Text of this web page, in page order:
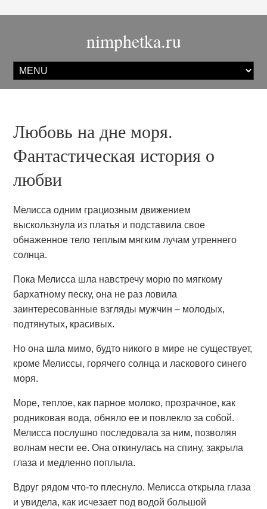
nimphetka.ru
Любовь на дне моря.
Фантастическая история о
любви
Мелисса одним грациозным движением
выскользнула из платья и подставила свое
обнаженное тело теплым мягким лучам утреннего
солнца.
Пока Мелисса шла навстречу морю по мягкому
бархатному песку, она не раз ловила
заинтересованные взгляды мужчин – молодых,
подтянутых, красивых.
Но она шла мимо, будто никого в мире не существует,
кроме Мелиссы, горячего солнца и ласкового синего
моря.
Море, теплое, как парное молоко, прозрачное, как
родниковая вода, обняло ее и повлекло за собой.
Мелисса послушно последовала за ним, позволяя
волнам нести ее. Она откинулась на спину, закрыла
глаза и медленно поплыла.
Вдруг рядом что-то плеснуло. Мелисса открыла глаза
и увидела, как исчезает под водой большой